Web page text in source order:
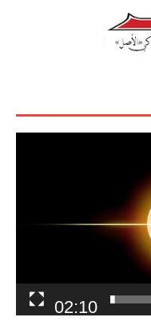
02:10